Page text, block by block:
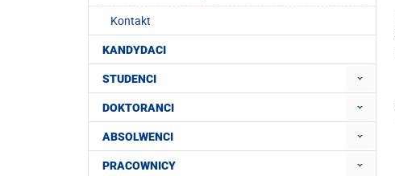
Kontakt
KANDYDACI
STUDENCI
DOKTORANCI
ABSOLWENCI
PRACOWNICY